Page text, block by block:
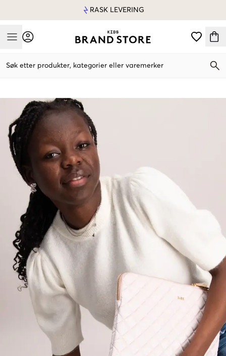
RASK LEVERING
Mobile Menu
Søk etter produkter, kategorier eller varemerker